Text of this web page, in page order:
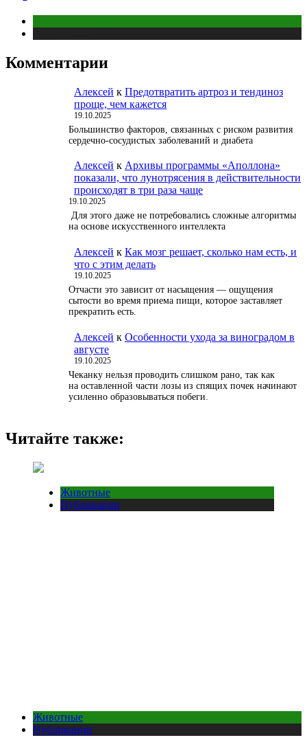
Комментарии
Алексей к Предотвратить артроз и тендиноз
проще, чем кажется
19.10.2025
Большинство факторов, связанных с риском развития
сердечно-сосудистых заболеваний и диабета
Алексей к Архивы программы «Аполлона»
показали, что лунотрясения в действительности
происходят в три раза чаще
19.10.2025
Для этого даже не потребовались сложные алгоритмы
на основе искусственного интеллекта
Алексей к Как мозг решает, сколько нам есть, и
что с этим делать
19.10.2025
Отчасти это зависит от насыщения — ощущения
сытости во время приема пищи, которое заставляет
прекратить есть.
Алексей к Особенности ухода за виноградом в
августе
19.10.2025
Чеканку нельзя проводить слишком рано, так как
на оставленной части лозы из спящих почек начинают
усиленно образовываться побеги.
Читайте также:
Животные
Публикации
Животные
Публикации